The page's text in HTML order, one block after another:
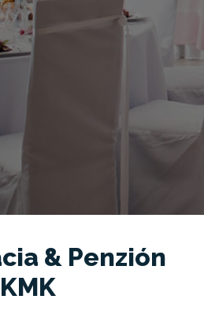
& Penzión
KMK